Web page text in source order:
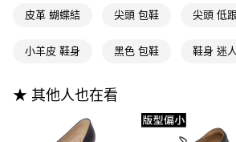
由本公司與您本人進行分期帳單所需資料之確認、
是否繳費成功／繳費後需取消欲退款等相關疑問，
客戶支援中心」
https://
【注意事項】
權轉讓予恩沛科技股份有限公司。
https://aftee.tw/terms/#terms3
３．未成年的使用者請事先徵得法定代理人或監
每筆NT$100，滿NT$999(含以上)免運費
7-11付款取貨
付款後7-11取貨
每筆NT$100，滿NT$999(含以上)免運費
皮革 蝴蝶結 尖頭 包鞋 尖頭 低跟
小羊皮 鞋身 黑色 包鞋 鞋身 迷人
★ 其他人也在看